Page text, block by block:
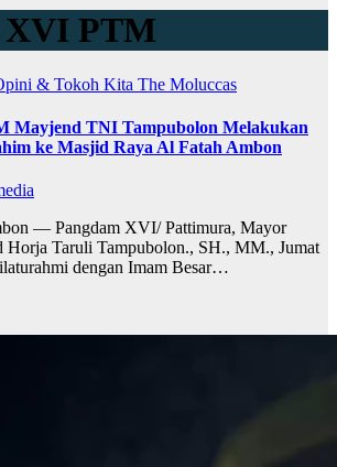
XVI PTM
& Tokoh Kita The Moluccas
Mayjend TNI Tampubolon Melakukan
ke Masjid Raya Al Fatah Ambon
— Pangdam XVI/ Pattimura, Mayor
Horja Taruli Tampubolon., SH., MM., Jumat
dengan Imam Besar…